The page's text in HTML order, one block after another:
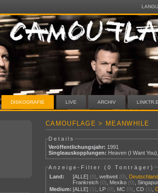
DISKOGRAFIE LIVE ARCHIV
CAMOUFLAGE > MEANWHILE
Details
Veröffentlichungsjahr: 1991
Singleauskopplungen: Heaven (I Want You)
Anzeige-Filter (0 Tonträger)
Land:
[ALLE] (0) ,weltweit (0) Deutschland
Frankreich (0) Mexiko (0) ,Singapur
Medium: [ALLE] (1) LP (0) MC (0) ,CD (1) ,